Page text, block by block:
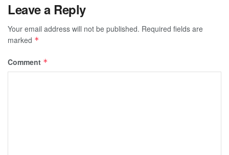
Leave a Reply
Your email address will not be published. Required fields are
marked *
Comment *